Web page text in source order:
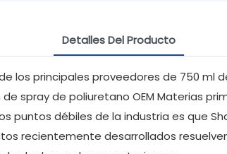
Detalles Del Producto
los principales proveedores de 750
spray de poliuretano OEM Materias
débiles de la industria es que
recientemente desarrollados